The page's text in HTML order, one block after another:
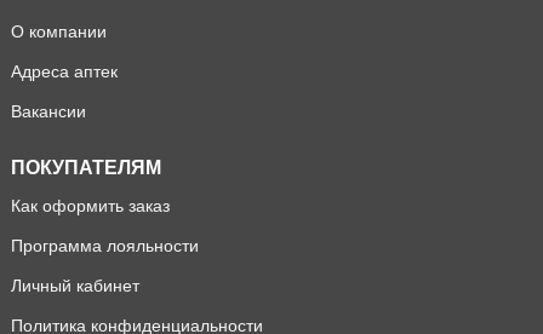
О компании
Адреса аптек
Вакансии
ПОКУПАТЕЛЯМ
Как оформить заказ
Программа лояльности
Личный кабинет
Политика конфиденциальности